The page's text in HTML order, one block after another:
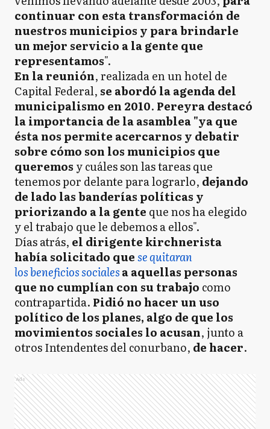
continuar con esta transformación de
nuestros municipios y para brindarle
un mejor servicio a la gente que
representamos".
En la reunión, realizada en un hotel de
Capital Federal, se abordó la agenda del
municipalismo en 2010. Pereyra destacó
la importancia de la asamblea "ya que
ésta nos permite acercarnos y debatir
sobre cómo son los municipios que
queremos y cuáles son las tareas que
tenemos por delante para lograrlo, dejando
de lado las banderías políticas y
priorizando a la gente que nos ha elegido
y el trabajo que le debemos a ellos".
Días atrás, el dirigente kirchnerista
había solicitado quese quitaran
los beneficios socialesa aquellas personas
que no cumplían con su trabajo como
contrapartida. Pidió no hacer un uso
político de los planes, algo de que los
movimientos sociales lo acusan, junto a
otros Intendentes del conurbano, de hacer.
Ads